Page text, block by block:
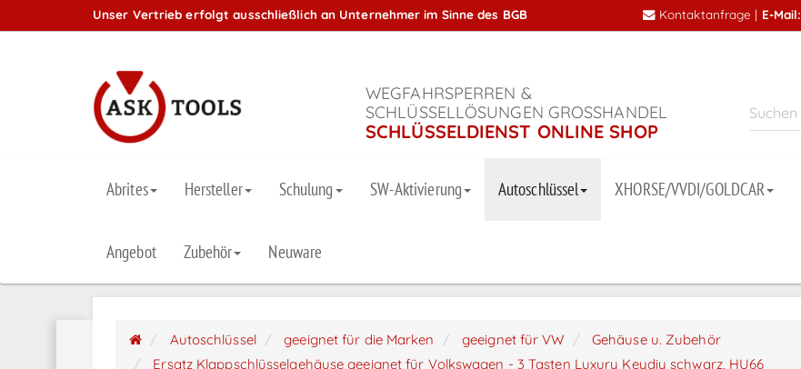
Unser Vertrieb erfolgt ausschließlich an Unternehmer im Sinne des BGB Kontaktanfrage | E-Mail:
WEGFAHRSPERREN &
SCHLÜSSELLÖSUNGEN GROSSHANDEL
SCHLÜSSELDIENST ONLINE SHOP
Abrites Hersteller Schulung SW-Aktivierung Autoschlüssel XHORSE/VVDI/GOLDCAR
Angebot Zubehör Neuware
Autoschlüssel geeignet für die Marken geeignet für VW
Gehäuse u. Zubehör
Ersatz Klappschlüsselgehäuse geeignet für Volkswagen - 3 Tasten Luxury Keydiy schwarz, HU66